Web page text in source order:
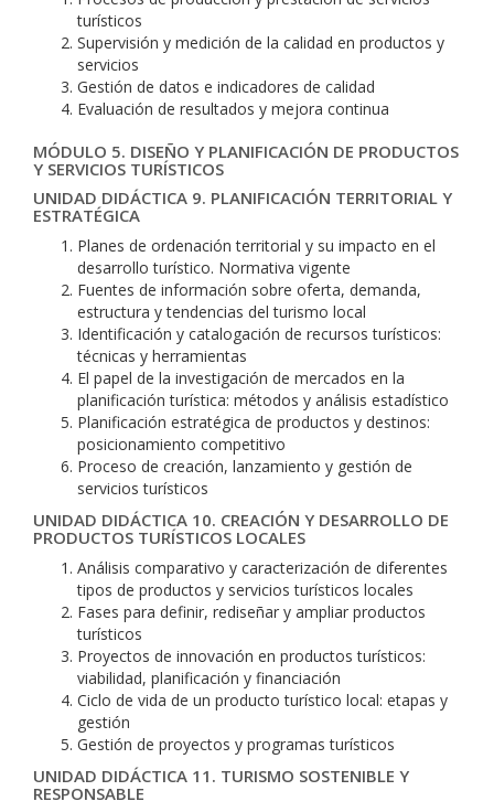
turísticos
Supervisión y medición de la calidad en productos y
servicios
Gestión de datos e indicadores de calidad
Evaluación de resultados y mejora continua
MÓDULO 5. DISEÑO Y PLANIFICACIÓN DE PRODUCTOS
Y SERVICIOS TURÍSTICOS
UNIDAD DIDÁCTICA 9. PLANIFICACIÓN TERRITORIAL Y
ESTRATÉGICA
Planes de ordenación territorial y su impacto en el
desarrollo turístico. Normativa vigente
Fuentes de información sobre oferta, demanda,
estructura y tendencias del turismo local
Identificación y catalogación de recursos turísticos:
técnicas y herramientas
El papel de la investigación de mercados en la
planificación turística: métodos y análisis estadístico
Planificación estratégica de productos y destinos:
posicionamiento competitivo
Proceso de creación, lanzamiento y gestión de
servicios turísticos
UNIDAD DIDÁCTICA 10. CREACIÓN Y DESARROLLO DE
PRODUCTOS TURÍSTICOS LOCALES
Análisis comparativo y caracterización de diferentes
tipos de productos y servicios turísticos locales
Fases para definir, rediseñar y ampliar productos
turísticos
Proyectos de innovación en productos turísticos:
viabilidad, planificación y financiación
Ciclo de vida de un producto turístico local: etapas y
gestión
Gestión de proyectos y programas turísticos
UNIDAD DIDÁCTICA 11. TURISMO SOSTENIBLE Y
RESPONSABLE